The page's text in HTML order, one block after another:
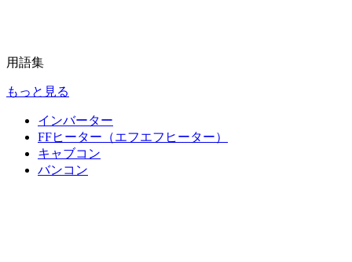
用語集
もっと見る
インバーター
FFヒーター（エフエフヒーター）
キャブコン
バンコン